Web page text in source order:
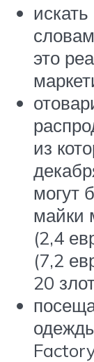
это
из
могут
майки
(2,4
(7,2
20